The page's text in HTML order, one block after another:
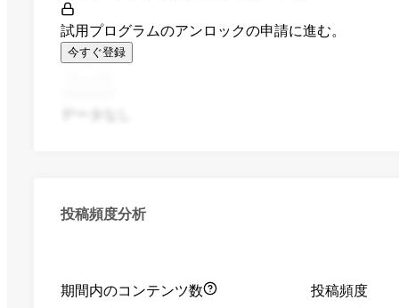
試用プログラムのアンロックの申請に進む。
今すぐ登録
投稿頻度分析
期間内のコンテンツ数 投稿頻度